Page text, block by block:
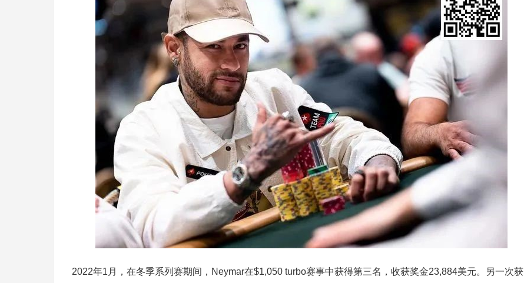
2022年1月，在冬季系列赛期间，Neymar在$1,050 turbo赛事中获得第三名，收获奖金23,884美元。另一次获